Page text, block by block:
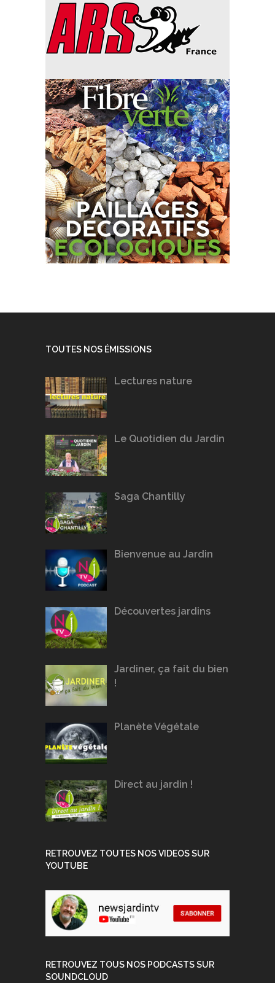
TOUTES NOS ÉMISSIONS
Lectures nature
Le Quotidien du Jardin
Saga Chantilly
Bienvenue au Jardin
Découvertes jardins
Jardiner, ça fait du bien
!
Planète Végétale
Direct au jardin !
RETROUVEZ TOUTES NOS VIDEOS SUR
YOUTUBE
RETROUVEZ TOUS NOS PODCASTS SUR
SOUNDCLOUD